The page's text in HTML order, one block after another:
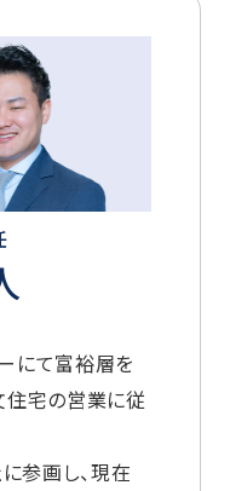
にて富裕層を
住宅の営業に従
参画し、現在